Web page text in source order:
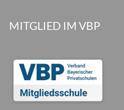
MITGLIED IM VBP